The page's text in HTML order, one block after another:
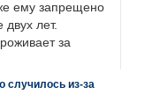
ему запрещено
двух лет.
за
случилось из-за